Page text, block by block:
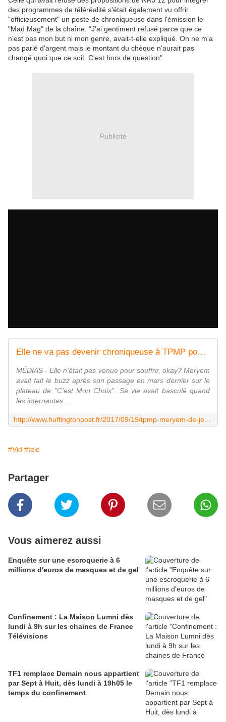
des programmes de téléréalité s'était également vu offrir
"officieusement" un poste de chroniqueuse dans l'émission le
"Mad Mag" de la chaîne. "J'ai gentiment refusé parce que ce
n'est pas mon but ni mon genre, avait-t-elle expliqué. On ne m'a
pas parlé d'argent mais le montant du chèque n'aurait pas
changé quoi que ce soit. C'est hors de question".
Publicité
Elle ne va pas devenir chroniqueuse à TPMP pour souffrir, okay?
MÉDIAS - Elle n'était pas venue pour souffrir, okay? Meryem
avait fait le buzz après son passage en mars dernier sur le
plateau de "C'est Mon Choix". Sa vie avait basculé quand
les internautes ...
#Vid #tele
Partager
Vous aimerez aussi
Enquête sur une escroquerie à 6
millions d'euros de masques et de gel
Confinement : La Maison Lumni dès
lundi à 9h sur les chaines de France
Télévisions
TF1 remplace Demain nous appartient
par Sept à Huit, dès lundi à 19h05 le
temps du confinement